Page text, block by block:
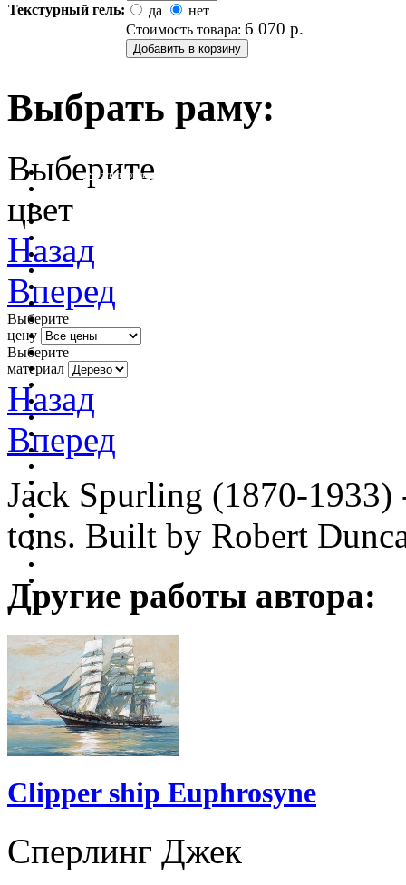
Текстурный гель:
да
нет
Стоимость товара: 6 070 р.
Выбрать раму:
очистить фильтр цвета
Выберите
цвет
Назад
Вперед
Выберите
цену
Выберите
материал
Назад
Вперед
Jack Spurling (1870-
tons. Built by Robert
Другие работы автора:
Clipper ship Euphrosyne
Сперлинг Джек